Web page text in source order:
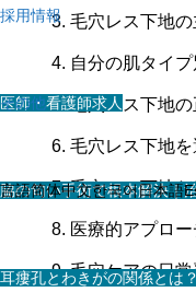
採用情報
医師・看護師求人
スタッフ求人
その他
脇の匂い手術で根本解決｜
耳瘻孔とわきがの関係とは
言語简体中文한국어日本語
毛穴レス下地
自分の肌タイ
毛穴レス下地
毛穴レス下地
毛穴レス下地
医療的アプロ
毛穴ケアの日